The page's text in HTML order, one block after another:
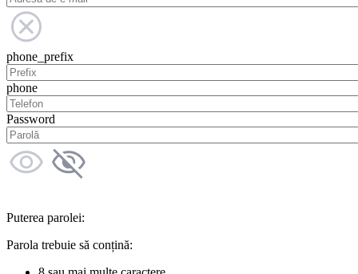
phone_prefix
phone
Password
Puterea parolei:
Parola trebuie să conțină: